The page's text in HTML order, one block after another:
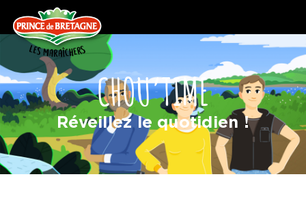
CHOU’TIME
Réveillez le quotidien !